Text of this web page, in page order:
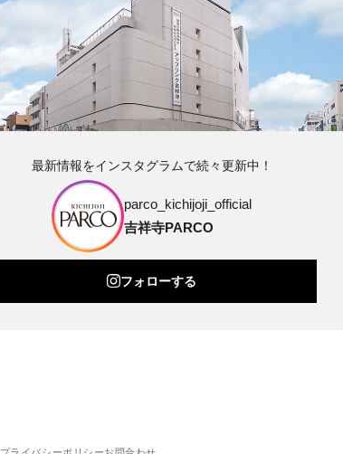
最新情報をインスタグラムで続々更新中！
parco_kichijoji_official
吉祥寺PARCO
フォローする